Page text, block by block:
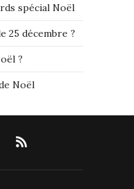
spécial Noël
25 décembre ?
?
Noël